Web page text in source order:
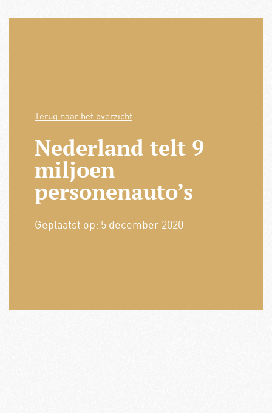
Terug naar het overzicht
Nederland telt 9
miljoen
personenauto’s
Geplaatst op: 5 december 2020